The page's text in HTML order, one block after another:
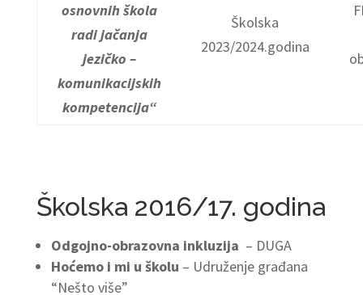
osnovnih škola
radi jačanja
jezičko –
komunikacijskih
kompetencija“
Školska
2023/2024.godina
Školska 2016/17. godina
Odgojno-obrazovna inkluzija – DUGA
Hoćemo i mi u školu – Udruženje građana
“Nešto više”